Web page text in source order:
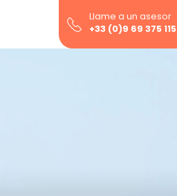
Llame a un asesor
+33 (0)9 69 375 115